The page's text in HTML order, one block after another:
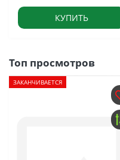
КУПИТЬ
Топ просмотров
ЗАКАНЧИВАЕТСЯ